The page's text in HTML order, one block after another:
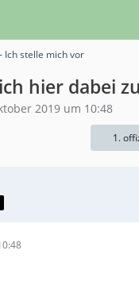
Ich stelle mich vor
hier dabei
2019 um 10:48
1.